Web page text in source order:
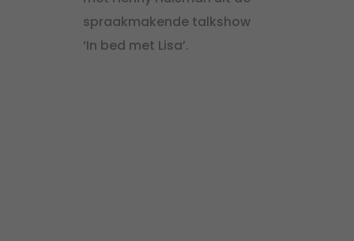
spraakmakende talkshow
‘In bed met Lisa’.